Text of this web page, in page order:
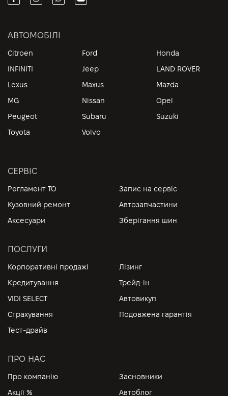
АВТОМОБІЛІ
Citroen Ford
Honda
INFINITI
Jeep
LAND ROVER
Lexus
Maxus
Mazda
MG
Nissan
Opel
Peugeot
Subaru
Suzuki
Toyota
Volvo
СЕРВІС
Регламент ТО
Запис на сервіс
Кузовний ремонт
Автозапчастини
Аксесуари
Зберігання шин
ПОСЛУГИ
Корпоративні продажі
Лізинг
Кредитування
Трейд-ін
VIDI SELECT
Автовикуп
Страхування
Подовжена гарантія
Тест-драйв
ПРО НАС
Про компанію
Засновники
Акції %
Автоблог